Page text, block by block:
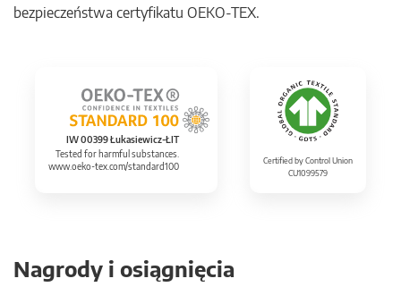
bezpieczeństwa certyfikatu OEKO-TEX.
IW 00399 Łukasiewicz-ŁIT
Tested for harmful substances.
www.oeko-tex.com/standard100
Certified by Control Union
CU1099579
Nagrody i osiągnięcia